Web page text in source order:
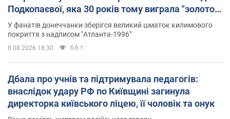
Подкопаєвої, яка 30 років тому виграла "золото"
Олімпіади
У фанатів донеччанки зберігся великий шматок килимового
покриття з надписом "Атланта-1996"
8.08.2026 18:30 6,6 т.
Дбала про учнів та підтримувала педагогів:
внаслідок удару РФ по Київщині загинула
директорка київського ліцею, її чоловік та онук